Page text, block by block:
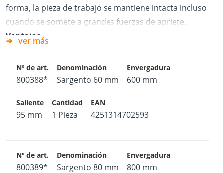
forma, la pieza de trabajo se mantiene intacta incluso
cuando se somete a grandes fuerzas de apriete.
Ventajas
Mango giratorio ergonómico y antideslizante
Placas de presión sustituibles, muy anchas
Protegen la pieza de trabajo
En el volumen de suministro se incluye una placa
Lacas de apoyo insertables para el carril
ver más
800388* Sargento 60 mm 600 mm
95 mm 1 Pieza 4251314702593
800389* Sargento 80 mm 800 mm